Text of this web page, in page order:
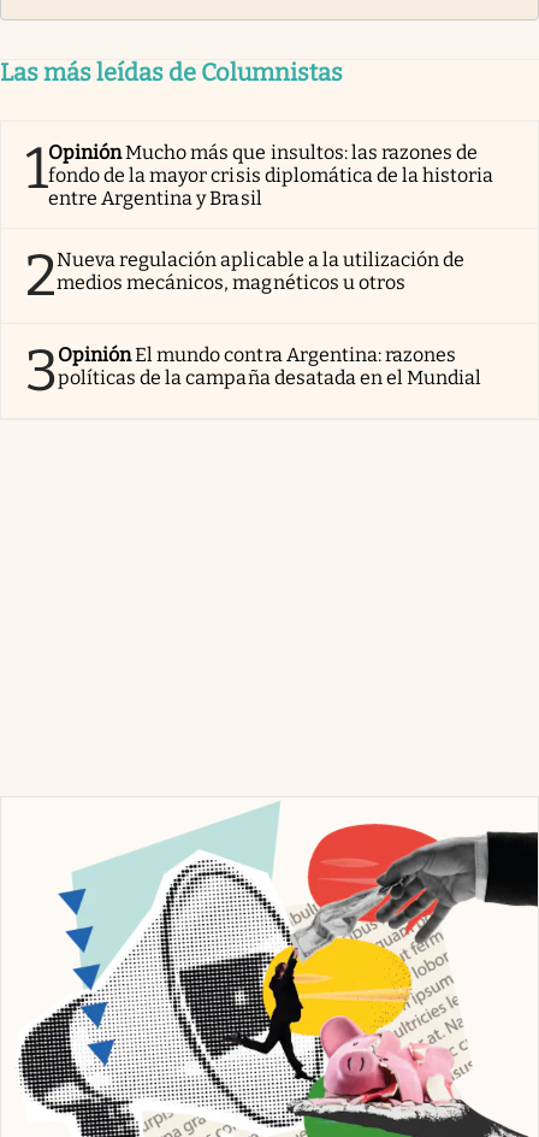
Las más leídas de Columnistas
1OpiniónMucho más que insultos: las razones de
fondo de la mayor crisis diplomática de la historia
entre Argentina y Brasil
2Nueva regulación aplicable a la utilización de
medios mecánicos, magnéticos u otros
3OpiniónEl mundo contra Argentina: razones
políticas de la campaña desatada en el Mundial